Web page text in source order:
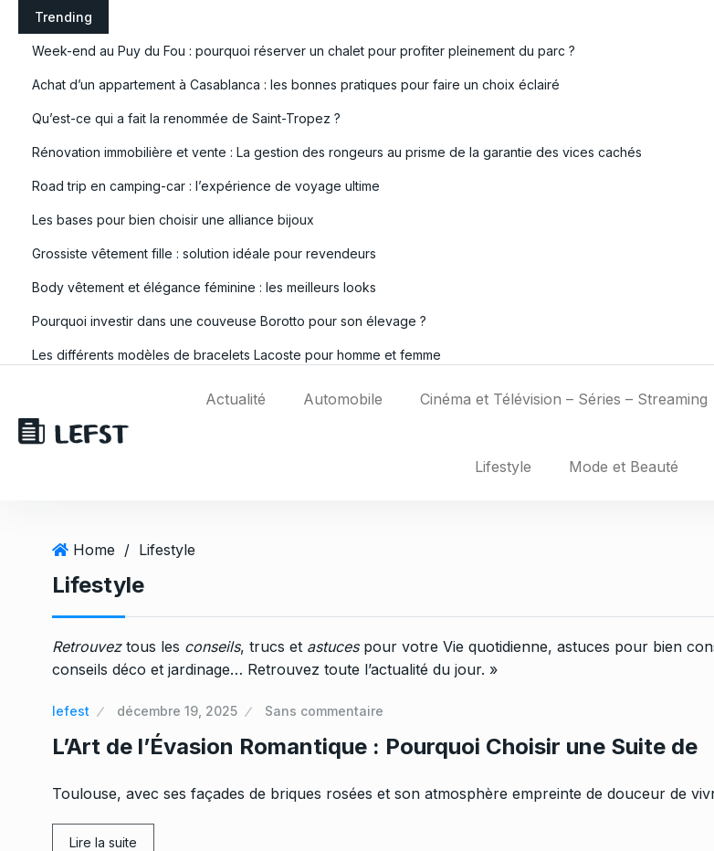
Trending
Week-end au Puy du Fou : pourquoi réserver un chalet pour profiter pleinement du parc ?
Achat d’un appartement à Casablanca : les bonnes pratiques pour faire un choix éclairé
Qu’est-ce qui a fait la renommée de Saint-Tropez ?
Rénovation immobilière et vente : La gestion des rongeurs au prisme de la garantie des vices cachés
Road trip en camping-car : l’expérience de voyage ultime
Les bases pour bien choisir une alliance bijoux
Grossiste vêtement fille : solution idéale pour revendeurs
Body vêtement et élégance féminine : les meilleurs looks
Pourquoi investir dans une couveuse Borotto pour son élevage ?
Les différents modèles de bracelets Lacoste pour homme et femme
Actualité Automobile Cinéma et Télévision – Séries – Streaming
Lifestyle Mode et Beauté
Home / Lifestyle
Lifestyle
Retrouveztous les conseils, trucs et astuces pour votre Vie quotidienne, astuces pour bien
conseils déco et jardinage… Retrouvez toute l’actualité du jour. »
lefest décembre 19, 2025 Sans commentaire
L’Art de l’Évasion Romantique : Pourquoi Choisir une Suite de
Toulouse, avec ses façades de briques rosées et son atmosphère empreinte de douceur de
Lire la suite